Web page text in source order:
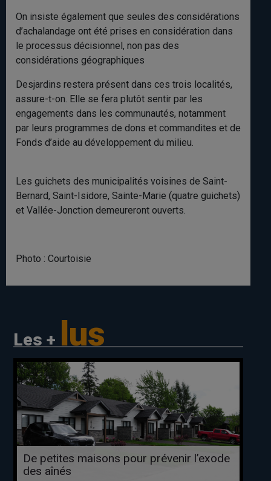
On insiste également que seules des considérations
d’achalandage ont été prises en considération dans
le processus décisionnel, non pas des
considérations géographiques
Desjardins restera présent dans ces trois localités,
assure-t-on. Elle se fera plutôt sentir par les
engagements dans les communautés, notamment
par leurs programmes de dons et commandites et de
Fonds d’aide au développement du milieu.
Les guichets des municipalités voisines de Saint-
Bernard, Saint-Isidore, Sainte-Marie (quatre guichets)
et Vallée-Jonction demeureront ouverts.
Photo : Courtoisie
Les + lus
De petites maisons pour prévenir l’exode
des aînés